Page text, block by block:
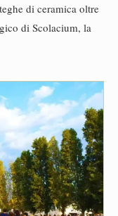
di ceramica oltre
di Scolacium, la